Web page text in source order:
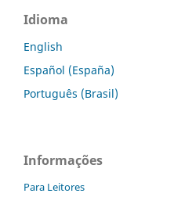
Idioma
English
Español (España)
Português (Brasil)
Informações
Para Leitores